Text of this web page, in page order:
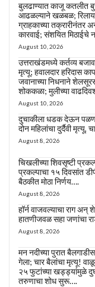
बुलढाण्यात काजू कतलीत
आढळल्याने खळबळ;
ग्राहकाच्या तक्रारीनंतर
कारवाई; संशयित मिठाईचे
August 10, 2026
उत्तराखंडमध्ये कर्तव्य
मृत्यू; हवालदार हरिदास
जवानाच्या निधनाने
शोककळा; मुलीच्या
August 10, 2026
दुचाकीला धडक देऊन
दोन महिलांचा दुर्दैवी मृत्यू,
August 8, 2026
चिखलीच्या शिवसृष्टी
प्रकल्पाचा १५ दिवसांत
बैठकीत मोठा निर्णय….
August 8, 2026
हॉर्न वाजवल्याचा राग अन्
हातणीजवळ सहा जणांचा
August 8, 2026
मन नदीच्या पुरात
गेला; चार बैलांचा मृत्यू!
२५ फुटांच्या खड्ड्यांमुळे
तरुणाचा शोध सुरू….